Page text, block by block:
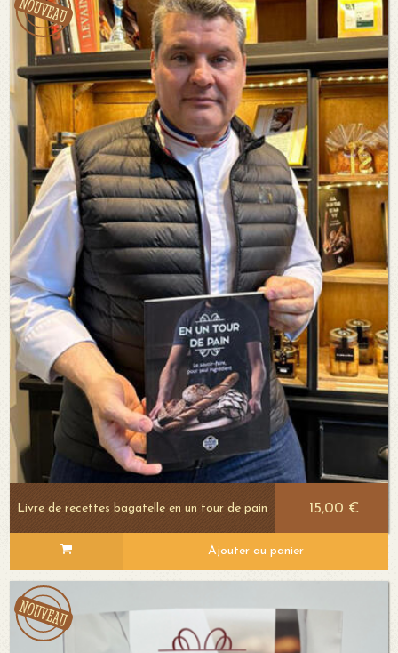
Voir le détail
Livre de recettes bagatelle en un tour de pain 15,00 €
Ajouter au panier